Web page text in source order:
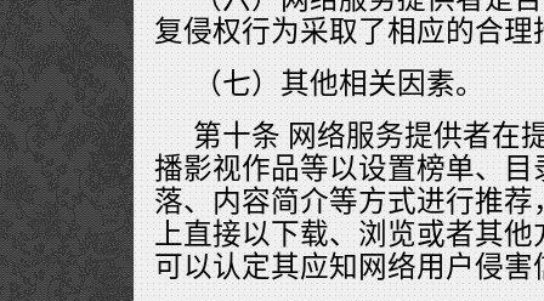
复侵权行为采取了相应的合理
（七）其他相关因素。
第十条 网络服务提供者在
播影视作品等以设置榜单、
落、内容简介等方式进行推
上直接以下载、浏览或者其
可以认定其应知网络用户侵